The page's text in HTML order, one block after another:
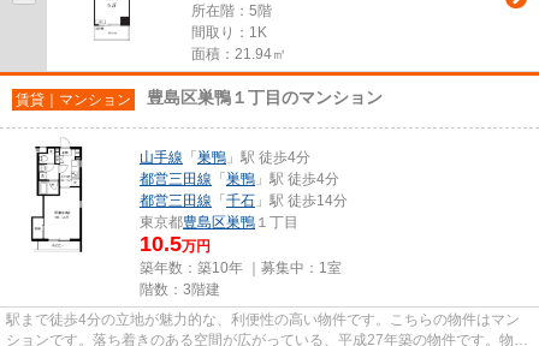
所在階：5階
間取り：1K
面積：21.94㎡
賃貸｜マンション 豊島区巣鴨１丁目のマンション
山手線 「 巣鴨 」駅 徒歩4分
都営三田線 「 巣鴨 」駅 徒歩4分
都営三田線 「 千石 」駅 徒歩14分
東京都豊島区巣鴨 １丁目
10.5万円
築年数：築10年 ｜募集中： 1室
階数：3階建
駅まで徒歩4分の立地が魅力的な、利便性の高い物件です。こちらの物件はマン
ションです。落ち着きのある空間が広がっている、平成27年築の物件です。物件